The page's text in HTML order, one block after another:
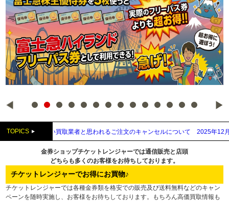
TOPICS
が先払い買取業者と思われるご注文のキャンセルについて 2025年12月05日
金券ショップチケットレンジャーでは通信販売と店頭
どちらも多くのお客様をお待ちしております。
チケットレンジャーでお得にお買物♪
チケットレンジャーでは各種金券類を格安での販売及び送料無料などのキャン
ペーンを随時実施し、お客様をお待ちしております。もちろん高価買取情報も